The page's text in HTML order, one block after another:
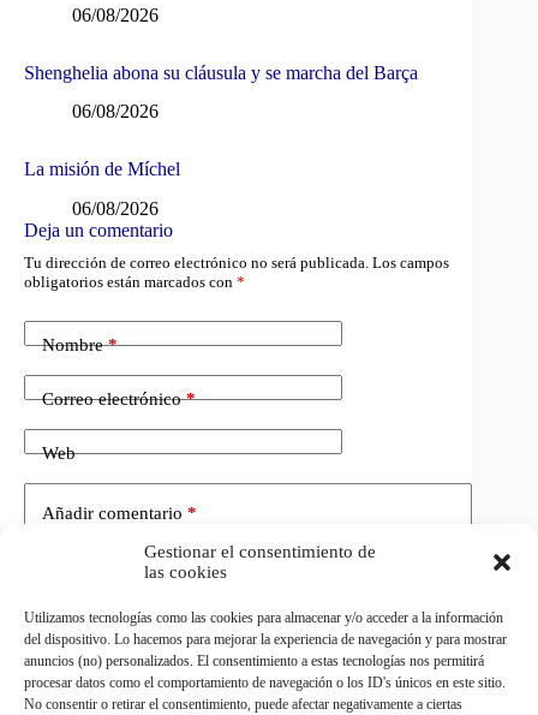
Gestionar el consentimiento de
las cookies
Utilizamos tecnologías como las cookies para almacenar y/o acceder a la información
del dispositivo. Lo hacemos para mejorar la experiencia de navegación y para mostrar
anuncios (no) personalizados. El consentimiento a estas tecnologías nos permitirá
procesar datos como el comportamiento de navegación o los ID's únicos en este sitio.
No consentir o retirar el consentimiento, puede afectar negativamente a ciertas
06/08/2026
Shenghelia abona su cláusula y se marcha del Barça
06/08/2026
La misión de Míchel
06/08/2026
Deja un comentario
Tu dirección de correo electrónico no será publicada. Los campos
obligatorios están marcados con *
Nombre*
Correo electrónico*
Web
Añadir comentario *